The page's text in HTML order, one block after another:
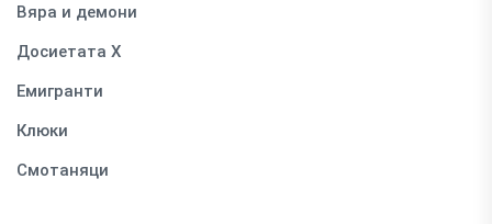
Вяра и демони
Досиетата Х
Емигранти
Клюки
Смотаняци